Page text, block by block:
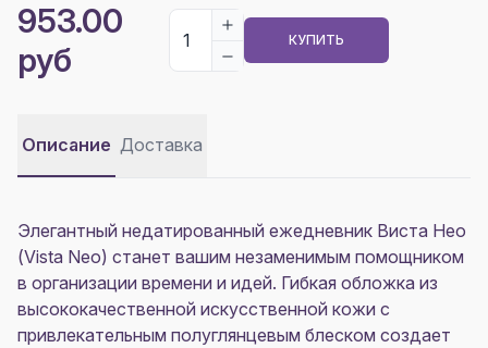
953.00
руб
КУПИТЬ
Описание Доставка
Элегантный недатированный ежедневник Виста Нео
(Vista Neo) станет вашим незаменимым помощником
в организации времени и идей. Гибкая обложка из
высококачественной искусственной кожи c
привлекательным полуглянцевым блеском создает